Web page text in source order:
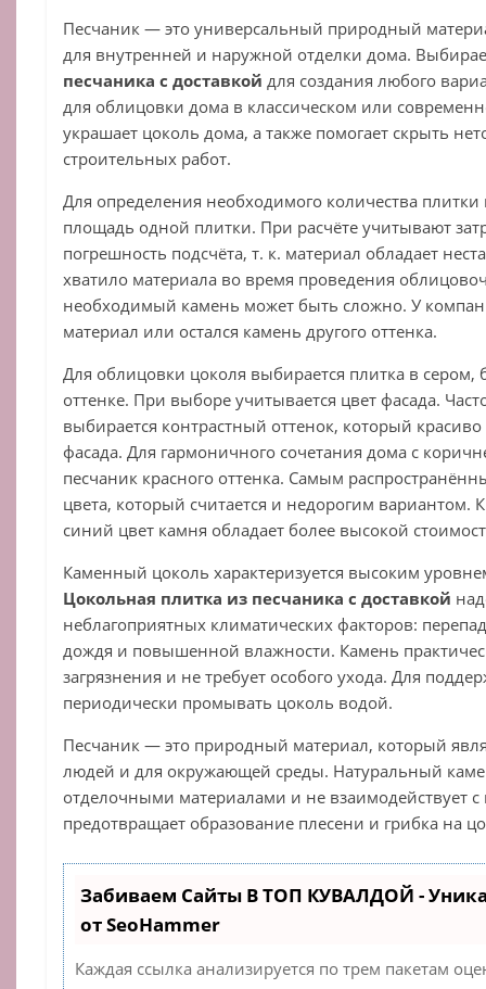
Песчаник — это универсальный природный
для внутренней и наружной отделки дома.
песчаника с доставкой для создания любого
для облицовки дома в классическом или
украшает цоколь дома, а также помогает скрыть
строительных работ.
Для определения необходимого количества
площадь одной плитки. При расчёте учитывают
погрешность подсчёта, т. к. материал обладает
хватило материала во время проведения
необходимый камень может быть сложно. У
материал или остался камень другого оттенка.
Для облицовки цоколя выбирается плитка в сером,
оттенке. При выборе учитывается цвет фасада.
выбирается контрастный оттенок, который
фасада. Для гармоничного сочетания дома с
песчаник красного оттенка. Самым
цвета, который считается и недорогим
синий цвет камня обладает более высокой
Каменный цоколь характеризуется высоким
Цокольная плитка из песчаника с доставкой
неблагоприятных климатических факторов:
дождя и повышенной влажности. Камень
загрязнения и не требует особого ухода. Для
периодически промывать цоколь водой.
Песчаник — это природный материал, который
людей и для окружающей среды. Натуральный
отделочными материалами и не взаимодействует
предотвращает образование плесени и грибка на
Забиваем Сайты В ТОП КУВАЛДОЙ -
от SeoHammer
Каждая ссылка анализируется по трем пакетам